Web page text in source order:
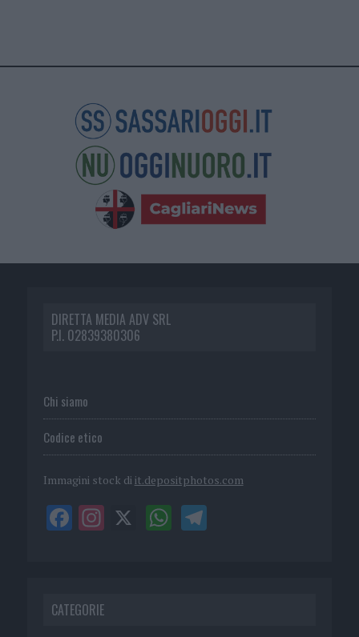
DIRETTA MEDIA ADV SRL
P.I. 02839380306
Chi siamo
Codice etico
Immagini stock di it.depositphotos.com
CATEGORIE